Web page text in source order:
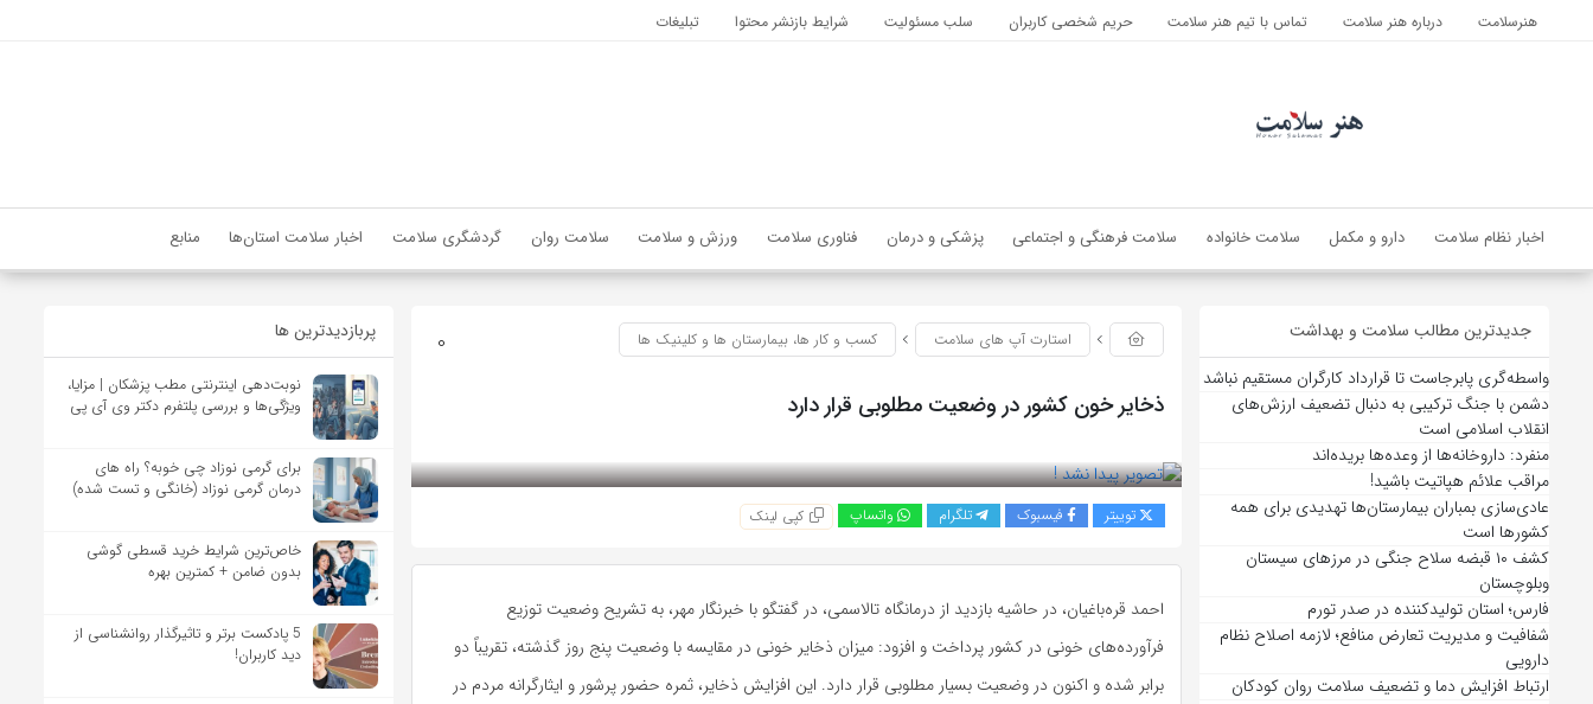
هنرسلامت درباره هنر سلامت تماس با تیم هنر سلامت حریم شخصی کاربران سلب مسئولیت شرایط بازنشر محتوا تبلیغات
اخبار نظام سلامت دارو و مکمل سلامت خانواده سلامت فرهنگی و اجتماعی پزشکی و درمان فناوری سلامت ورزش و سلامت سلامت روان گردشگری سلامت اخبار سلامت استان‌ها منابع
جدیدترین مطالب سلامت و بهداشت
واسطه‌گری پابرجاست تا قرارداد کارگران مستقیم نباشد
دشمن با جنگ ترکیبی به دنبال تضعیف ارزش‌های
انقلاب اسلامی است
منفرد: داروخانه‌ها از وعده‌ها بریده‌اند
مراقب علائم هپاتیت باشید!
عادی‌سازی بمباران بیمارستان‌ها تهدیدی برای همه
کشورها است
کشف ۱۰ قبضه سلاح جنگی در مرزهای سیستان
وبلوچستان
فارس؛ استان تولیدکننده در صدر تورم
شفافیت و مدیریت تعارض منافع؛ لازمه اصلاح نظام
دارویی
ارتباط افزایش دما و تضعیف سلامت روان کودکان
0 استارت آپ های سلامت کسب و کار ها، بیمارستان ها و کلینیک ها
ذخایر خون کشور در وضعیت مطلوبی قرار دارد
توییتر فیسبوک تلگرام واتساپ کپی لینک
احمد قره‌باغیان، در حاشیه بازدید از درمانگاه تالاسمی، در گفتگو با خبرنگار مهر، به تشریح وضعیت توزیع
فرآورده‌های خونی در کشور پرداخت و افزود: میزان ذخایر خونی در مقایسه با وضعیت پنج روز گذشته، تقریباً دو
برابر شده و اکنون در وضعیت بسیار مطلوبی قرار دارد. این افزایش ذخایر، ثمره حضور پرشور و ایثارگرانه مردم در
پربازدیدترین ها
نوبت‌دهی اینترنتی مطب پزشکان | مزایا،
ویژگی‌ها و بررسی پلتفرم دکتر وی آی پی
برای گرمی نوزاد چی خوبه؟ راه های
درمان گرمی نوزاد (خانگی و تست شده)
خاص‌ترین شرایط خرید قسطی گوشی
بدون ضامن + کمترین بهره
5 پادکست برتر و تاثیرگذار روانشناسی از
دید کاربران!